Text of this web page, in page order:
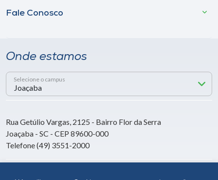
Fale Conosco
Onde estamos
Selecione o campus
Rua Getúlio Vargas, 2125 - Bairro Flor da Serra
Joaçaba - SC - CEP 89600-000
Telefone (49) 3551-2000